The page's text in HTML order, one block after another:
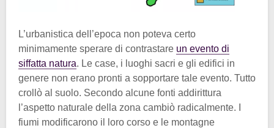
L’urbanistica dell’epoca non poteva certo
minimamente sperare di contrastare un evento di
siffatta natura. Le case, i luoghi sacri e gli edifici in
genere non erano pronti a sopportare tale evento. Tutto
crollò al suolo. Secondo alcune fonti addirittura
l’aspetto naturale della zona cambiò radicalmente. I
fiumi modificarono il loro corso e le montagne